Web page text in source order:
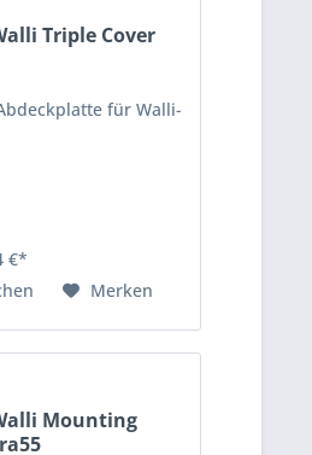
Triple Cover
für Walli-
€*
Merken
Mounting